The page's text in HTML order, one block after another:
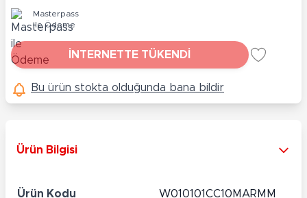
Masterpass
ile Ödeme
İNTERNETTE TÜKENDİ
Bu ürün stokta olduğunda bana bildir
Ürün Bilgisi
Ürün Kodu W010101CC10MARMM